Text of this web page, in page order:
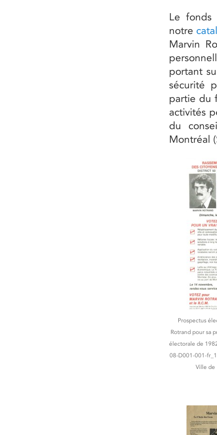
Le fonds
notre
Marvin
portant
sécurité
partie du
activités
du
Montréal
Prospectus
Rotrand pour sa
électorale de
08-D001-001-
Ville de